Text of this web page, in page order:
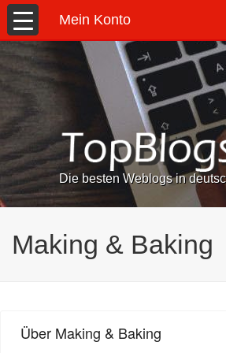
Mein Konto
Die besten Weblogs in
Making & Baking
Über Making & Baking